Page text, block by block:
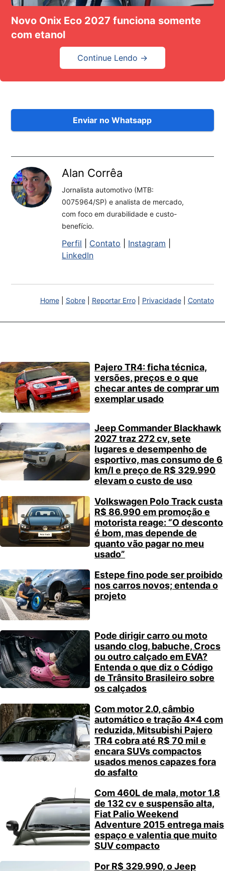
Novo Onix Eco 2027 funciona somente
com etanol
Continue Lendo →
Enviar no Whatsapp
Alan Corrêa
Jornalista automotivo (MTB:
0075964/SP) e analista de mercado,
com foco em durabilidade e custo-
benefício.
Perfil Contato Instagram
LinkedIn
Home| Sobre| Reportar Erro| Privacidade| Contato
Pajero TR4: ficha técnica,
versões, preços e o que
checar antes de comprar um
exemplar usado
Jeep Commander Blackhawk
2027 traz 272 cv, sete
lugares e desempenho de
esportivo, mas consumo de 6
km/l e preço de R$ 329.990
elevam o custo de uso
Volkswagen Polo Track custa
R$ 86.990 em promoção e
motorista reage: “O desconto
é bom, mas depende de
quanto vão pagar no meu
usado”
Estepe fino pode ser proibido
nos carros novos; entenda o
projeto
Pode dirigir carro ou moto
usando clog, babuche, Crocs
ou outro calçado em EVA?
Entenda o que diz o Código
de Trânsito Brasileiro sobre
os calçados
Com motor 2.0, câmbio
automático e tração 4×4 com
reduzida, Mitsubishi Pajero
TR4 cobra até R$ 70 mil e
encara SUVs compactos
usados menos capazes fora
do asfalto
Com 460L de mala, motor 1.8
de 132 cv e suspensão alta,
Fiat Palio Weekend
Adventure 2015 entrega mais
espaço e valentia que muito
SUV compacto
Por R$ 329.990, o Jeep